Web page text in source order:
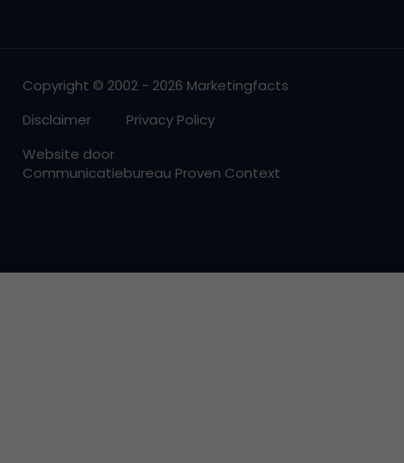
Copyright © 2002 - 2026 Marketingfacts
Disclaimer
Privacy Policy
Website door
Communicatiebureau Proven Context